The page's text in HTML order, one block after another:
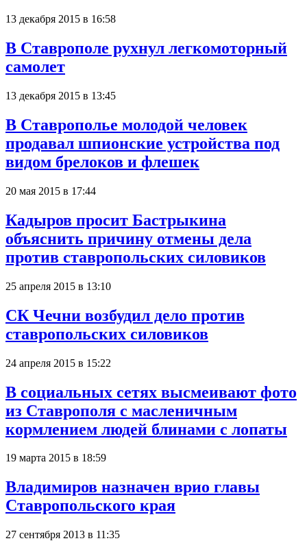
13 декабря 2015 в 16:58
В Ставрополе рухнул легкомоторный
самолет
13 декабря 2015 в 13:45
В Ставрополье молодой человек
продавал шпионские устройства под
видом брелоков и флешек
20 мая 2015 в 17:44
Кадыров просит Бастрыкина
объяснить причину отмены дела
против ставропольских силовиков
25 апреля 2015 в 13:10
СК Чечни возбудил дело против
ставропольских силовиков
24 апреля 2015 в 15:22
В социальных сетях высмеивают фото
из Ставрополя с масленичным
кормлением людей блинами с лопаты
19 марта 2015 в 18:59
Владимиров назначен врио главы
Ставропольского края
27 сентября 2013 в 11:35